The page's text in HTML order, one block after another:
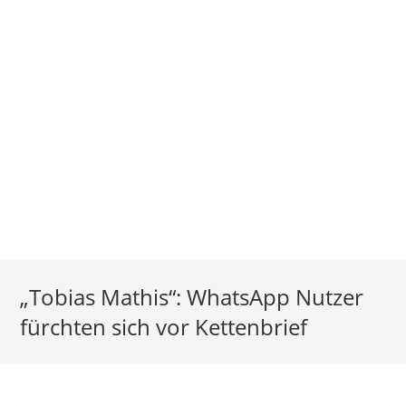
„Tobias Mathis“: WhatsApp Nutzer
fürchten sich vor Kettenbrief